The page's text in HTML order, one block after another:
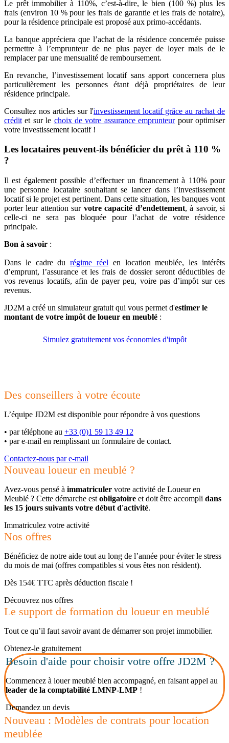
Le prêt immobilier à 110%, c’est-à-dire, le bien (100 %) plus les
frais (environ 10 % pour les frais de garantie et les frais de notaire),
pour la résidence principale est proposé aux primo-accédants.
La banque appréciera que l’achat de la résidence concernée puisse
permettre à l’emprunteur de ne plus payer de loyer mais de le
remplacer par une mensualité de remboursement.
En revanche, l’investissement locatif sans apport concernera plus
particulièrement les personnes étant déjà propriétaires de leur
résidence principale.
Consultez nos articles sur l'investissement locatif grâce au rachat de
crédit et sur le choix de votre assurance emprunteurpour optimiser
votre investissement locatif !
Les locataires peuvent-ils bénéficier du prêt à 110 %
?
Il est également possible d’effectuer un financement à 110% pour
une personne locataire souhaitant se lancer dans l’investissement
locatif si le projet est pertinent. Dans cette situation, les banques vont
porter leur attention sur votre capacité d’endettement, à savoir, si
celle-ci ne sera pas bloquée pour l’achat de votre résidence
principale.
Bon à savoir :
Dans le cadre durégime réel en location meublée, les intérêts
d’emprunt, l’assurance et les frais de dossier seront déductibles de
vos revenus locatifs, afin de payer peu, voire pas d’impôt sur ces
revenus.
JD2M a créé un simulateur gratuit qui vous permet d'estimer le
montant de votre impôt de loueur en meublé :
Simulez gratuitement vos économies d'impôt
Des conseillers à votre écoute
L’équipe JD2M est disponible pour répondre à vos questions
• par téléphone au +33 (0)1 59 13 49 12
• par e-mail en remplissant un formulaire de contact.
Contactez-nous par e-mail
Nouveau loueur en meublé ?
Avez-vous pensé à immatriculer votre activité de Loueur en
Meublé ? Cette démarche est obligatoire et doit être accompli dans
les 15 jours suivants votre début d'activité.
Immatriculez votre activité
Nos offres
Bénéficiez de notre aide tout au long de l’année pour éviter le stress
du mois de mai (offres compatibles si vous êtes non résident).
Dès 154€ TTC après déduction fiscale !
Découvrez nos offres
Le support de formation du loueur en meublé
Tout ce qu’il faut savoir avant de démarrer son projet immobilier.
Obtenez-le gratuitement
Besoin d'aide pour choisir votre offre JD2M ?
Commencez à louer meublé bien accompagné, en faisant appel au
leader de la comptabilité LMNP-LMP !
Demandez un devis
Nouveau : Modèles de contrats pour location
meublée